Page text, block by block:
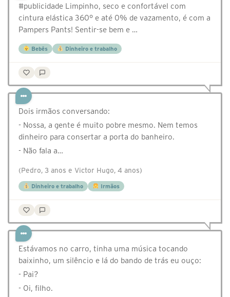
#publicidade Limpinho, seco e confortável com
cintura elástica 360° e até 0% de vazamento, é com a
Pampers Pants! Sentir-se bem e …
Bebês Dinheiro e trabalho
Dois irmãos conversando:
- Nossa, a gente é muito pobre mesmo. Nem temos
dinheiro para consertar a porta do banheiro.
- Não fala a…
(Pedro, 3 anos e Victor Hugo, 4 anos)
Dinheiro e trabalho Irmãos
Estávamos no carro, tinha uma música tocando
baixinho, um silêncio e lá do bando de trás eu ouço:
- Pai?
- Oi, filho.